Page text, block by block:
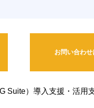
お問い合わ
Suite）導入支援・活用